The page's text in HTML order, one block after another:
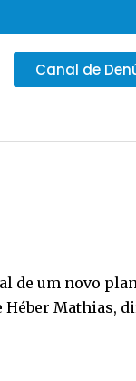
Canal de
de um novo
Mathias,